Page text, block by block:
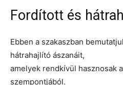
Fordított és
Ebben a szakaszban
hátrahajlító ászanáit,
amelyek rendkívül hasznosak
szempontjából.